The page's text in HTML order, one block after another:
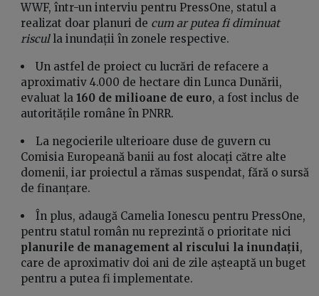
WWF, într-un interviu pentru PressOne, statul a
realizat doar planuri de cum ar putea fi diminuat
risculla inundații în zonele respective.
Un astfel de proiect cu lucrări de refacere a
aproximativ 4.000 de hectare din Lunca Dunării,
evaluat la 160 de milioane de euro, a fost inclus de
autoritățile române în PNRR.
La negocierile ulterioare duse de guvern cu
Comisia Europeană banii au fost alocați către alte
domenii, iar proiectul a rămas suspendat, fără o sursă
de finanțare.
În plus, adaugă Camelia Ionescu pentru PressOne,
pentru statul român nu reprezintă o prioritate nici
planurile de management al riscului la inundații,
care de aproximativ doi ani de zile așteaptă un buget
pentru a putea fi implementate.